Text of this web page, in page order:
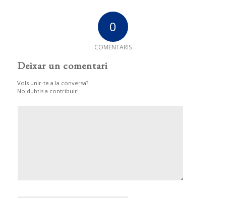
0
COMENTARIS
Deixar un comentari
Vols unir-te a la conversa?
No dubtis a contribuir!